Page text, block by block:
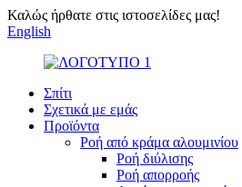
Καλώς ήρθατε στις ιστοσελίδες μας!
English
Σπίτι
Σχετικά με εμάς
Προϊόντα
Ροή από κράμα αλουμινίου
Ροή διύλισης
Ροή απορροής